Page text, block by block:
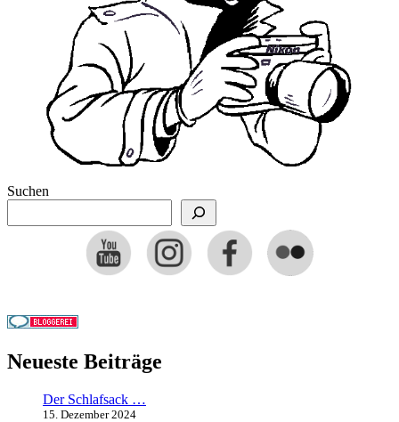
Suchen
Neueste Beiträge
Der Schlafsack …
15. Dezember 2024